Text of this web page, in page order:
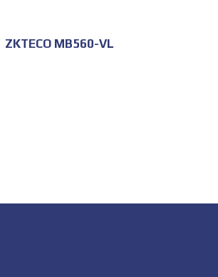
ZKTECO MB560-VL